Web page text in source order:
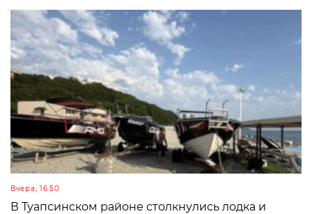
Вчера, 16:50
В Туапсинском районе столкнулись лодка и